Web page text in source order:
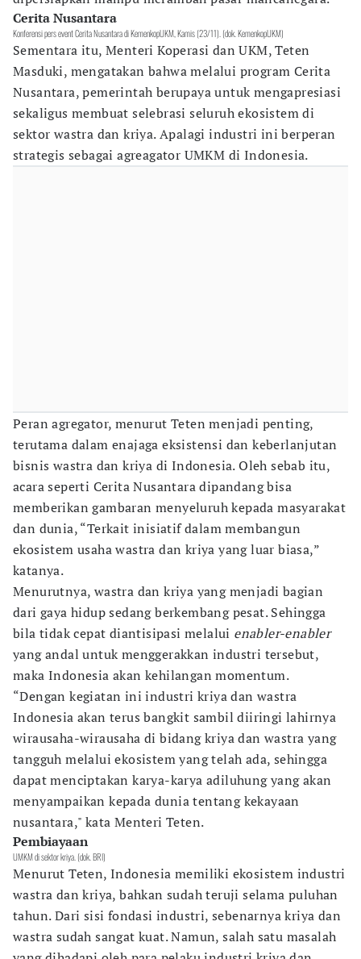
Cerita Nusantara
Konferensi pers event Cerita Nusantara di KemenkopUKM, Kamis (23/11). (dok. KemenkopUKM)
Sementara itu, Menteri Koperasi dan UKM, Teten
Masduki, mengatakan bahwa melalui program Cerita
Nusantara, pemerintah berupaya untuk mengapresiasi
sekaligus membuat selebrasi seluruh ekosistem di
sektor wastra dan kriya. Apalagi industri ini berperan
strategis sebagai agreagator UMKM di Indonesia.
Peran agregator, menurut Teten menjadi penting,
terutama dalam enajaga eksistensi dan keberlanjutan
bisnis wastra dan kriya di Indonesia. Oleh sebab itu,
acara seperti Cerita Nusantara dipandang bisa
memberikan gambaran menyeluruh kepada masyarakat
dan dunia, “Terkait inisiatif dalam membangun
ekosistem usaha wastra dan kriya yang luar biasa,”
katanya.
Menurutnya, wastra dan kriya yang menjadi bagian
dari gaya hidup sedang berkembang pesat. Sehingga
bila tidak cepat diantisipasi melalui enabler-enabler
yang andal untuk menggerakkan industri tersebut,
maka Indonesia akan kehilangan momentum.
“Dengan kegiatan ini industri kriya dan wastra
Indonesia akan terus bangkit sambil diiringi lahirnya
wirausaha-wirausaha di bidang kriya dan wastra yang
tangguh melalui ekosistem yang telah ada, sehingga
dapat menciptakan karya-karya adiluhung yang akan
menyampaikan kepada dunia tentang kekayaan
nusantara," kata Menteri Teten.
Pembiayaan
UMKM di sektor kriya. (dok. BRI)
Menurut Teten, Indonesia memiliki ekosistem industri
wastra dan kriya, bahkan sudah teruji selama puluhan
tahun. Dari sisi fondasi industri, sebenarnya kriya dan
wastra sudah sangat kuat. Namun, salah satu masalah